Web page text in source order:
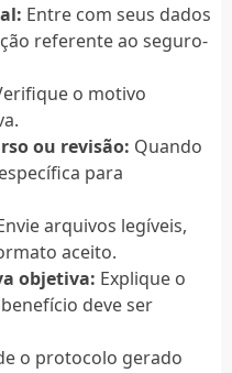
Entre com seus dados
referente ao seguro-
o motivo
ou revisão: Quando
para
arquivos legíveis,
aceito.
objetiva: Explique o
deve ser
o protocolo gerado